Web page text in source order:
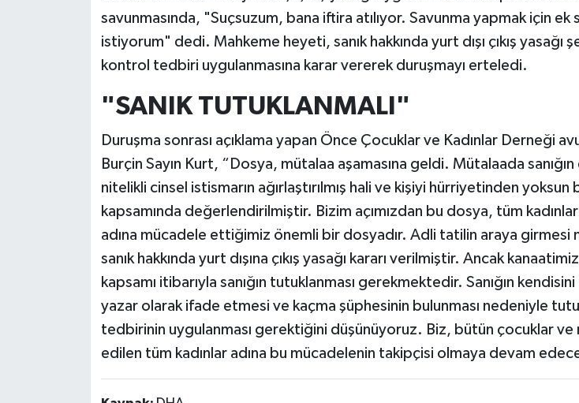
savunmasında, "Suçsuzum, bana iftira atılıyor. Savunma yapmak için ek
istiyorum" dedi. Mahkeme heyeti, sanık hakkında yurt dışı çıkış yasağı
kontrol tedbiri uygulanmasına karar vererek duruşmayı erteledi.
"SANIK TUTUKLANMALI"
Duruşma sonrası açıklama yapan Önce Çocuklar ve Kadınlar Derneği
Burçin Sayın Kurt, “Dosya, mütalaa aşamasına geldi. Mütalaada
nitelikli cinsel istismarın ağırlaştırılmış hali ve kişiyi hürriyetinden yoksun
kapsamında değerlendirilmiştir. Bizim açımızdan bu dosya, tüm
adına mücadele ettiğimiz önemli bir dosyadır. Adli tatilin araya girmesi
sanık hakkında yurt dışına çıkış yasağı kararı verilmiştir. Ancak
kapsamı itibarıyla sanığın tutuklanması gerekmektedir. Sanığın kendisini
yazar olarak ifade etmesi ve kaçma şüphesinin bulunması nedeniyle
tedbirinin uygulanması gerektiğini düşünüyoruz. Biz, bütün çocuklar ve
edilen tüm kadınlar adına bu mücadelenin takipçisi olmaya devam